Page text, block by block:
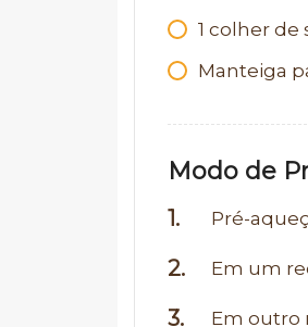
1 colher
Manteiga
Modo de
Pré-
Em um
Em outro